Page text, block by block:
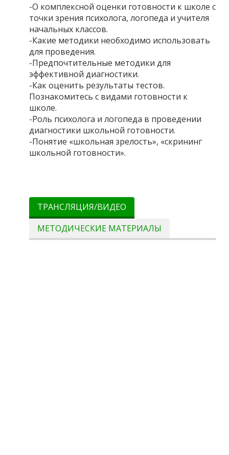
-О комплексной оценки готовности к школе с
точки зрения психолога, логопеда и учителя
начальных классов.
-Какие методики необходимо использовать
для проведения.
-Предпочтительные методики для
эффективной диагностики.
-Как оценить результаты тестов.
Познакомитесь с видами готовности к
школе.
-Роль психолога и логопеда в проведении
диагностики школьной готовности.
-Понятие «школьная зрелость», «скрининг
школьной готовности».
ТРАНСЛЯЦИЯ/ВИДЕО
МЕТОДИЧЕСКИЕ МАТЕРИАЛЫ